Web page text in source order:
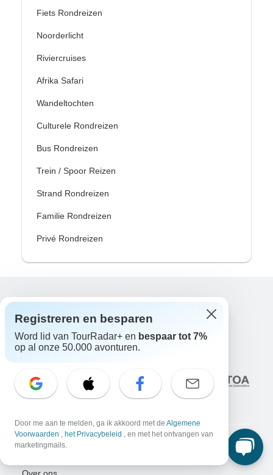
Fiets Rondreizen
Noorderlicht
Riviercruises
Afrika Safari
Wandeltochten
Culturele Rondreizen
Bus Rondreizen
Trein / Spoor Reizen
Strand Rondreizen
Familie Rondreizen
Privé Rondreizen
10.000+ reviews op
Geassocieerd met
Registreren en besparen
Word lid van TourRadar+ en bespaar tot 7%
op al onze 50.000 avonturen.
Door me aan te melden, ga ik akkoord met de Algemene
Voorwaarden , het Privacybeleid , en met het ontvangen van
marketingmails.